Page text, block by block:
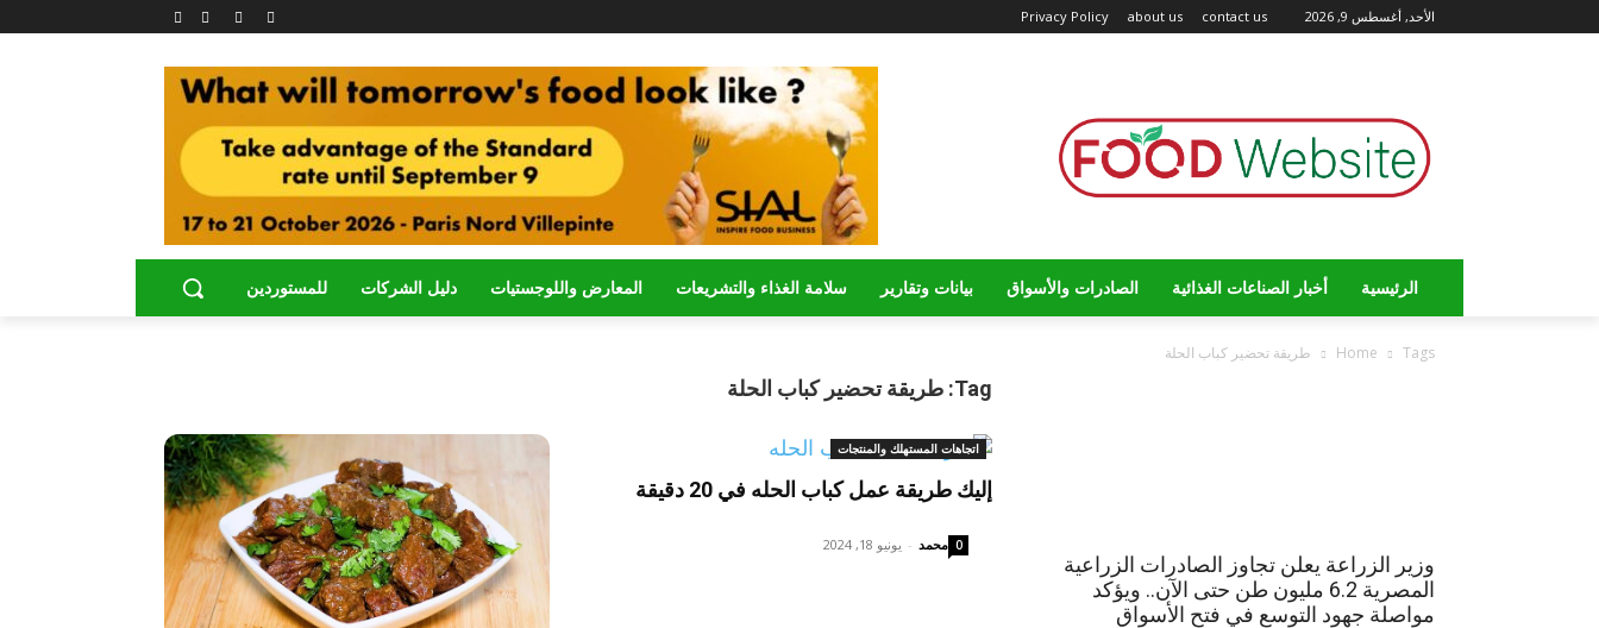
الأحد, أغسطس 9, 2026 Privacy Policy about us contact us
الرئيسية أخبار الصناعات الغذائية الصادرات والأسواق بيانات وتقارير سلامة الغذاء والتشريعات المعارض واللوجستيات دليل الشركات للمستوردين
Home Tags طريقة تحضير كباب الحلة
Tag: طريقة تحضير كباب الحلة
اتجاهات المستهلك والمنتجات
إليك طريقة عمل كباب الحله في 20 دقيقة
محمد - يونيو 18, 2024 0
وزير الزراعة يعلن تجاوز الصادرات الزراعية
المصرية 6.2 مليون طن حتى الآن.. ويؤكد
مواصلة جهود التوسع في فتح الأسواق